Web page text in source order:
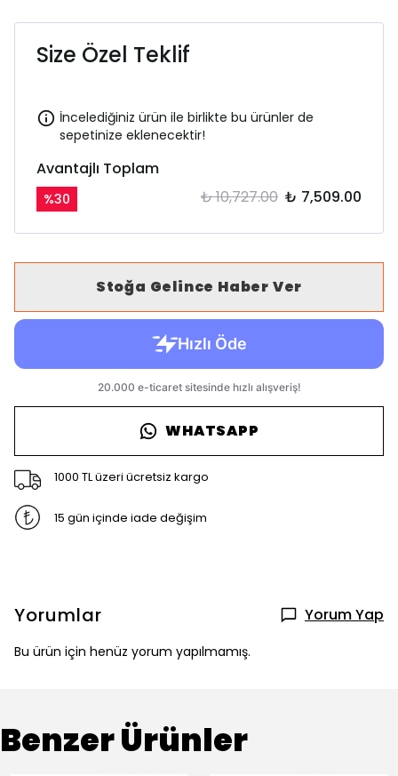
Size Özel Teklif
İncelediğiniz ürün ile birlikte bu ürünler de
sepetinize eklenecektir!
Avantajlı Toplam
%30 ₺ 10,727.00 ₺ 7,509.00
Stoğa Gelince Haber Ver
WHATSAPP
1000 TL üzeri ücretsiz kargo
15 gün içinde iade değişim
Yorumlar Yorum Yap
Bu ürün için henüz yorum yapılmamış.
Benzer Ürünler